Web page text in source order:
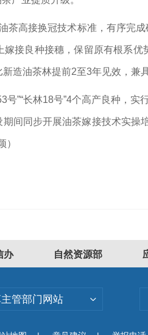
茶高接换冠技术标准，有序完
接良种接穗，保留原有根系
造油茶林提前2至3年见效，兼
号”“长林18号”4个高产良种
间同步开展油茶嫁接技术实操
）
办 自然资源部
管部门网站